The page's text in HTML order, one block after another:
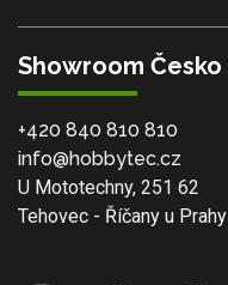
Showroom Česko
+420 840 810 810
info@hobbytec.cz
U Mototechny, 251 62
Tehovec - Říčany u Prahy